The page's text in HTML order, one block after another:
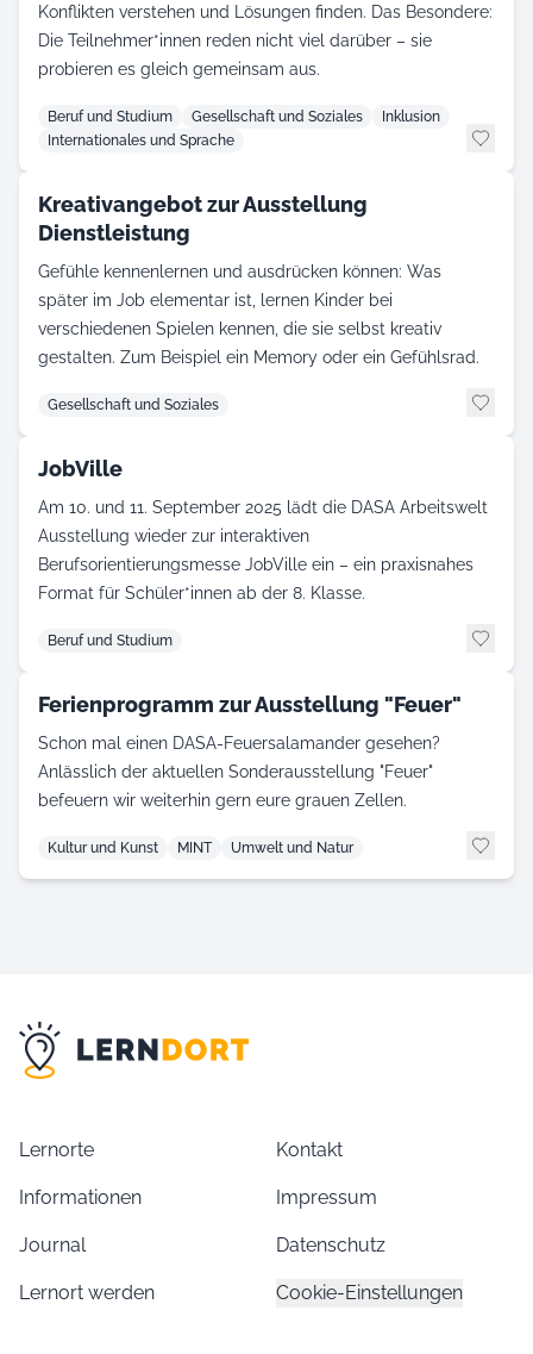
Konflikten verstehen und Lösungen finden. Das Besondere:
Die Teilnehmer*innen reden nicht viel darüber – sie
probieren es gleich gemeinsam aus.
Beruf und Studium Gesellschaft und Soziales
Inklusion
Internationales und Sprache
Kreativangebot zur Ausstellung
Dienstleistung
Gefühle kennenlernen und ausdrücken können: Was
später im Job elementar ist, lernen Kinder bei
verschiedenen Spielen kennen, die sie selbst kreativ
gestalten. Zum Beispiel ein Memory oder ein Gefühlsrad.
Gesellschaft und Soziales
JobVille
Am 10. und 11. September 2025 lädt die DASA Arbeitswelt
Ausstellung wieder zur interaktiven
Berufsorientierungsmesse JobVille ein – ein praxisnahes
Format für Schüler*innen ab der 8. Klasse.
Beruf und Studium
Ferienprogramm zur Ausstellung "Feuer"
Schon mal einen DASA-Feuersalamander gesehen?
Anlässlich der aktuellen Sonderausstellung "Feuer"
befeuern wir weiterhin gern eure grauen Zellen.
Kultur und Kunst MINT Umwelt und Natur
Lernorte
Informationen
Journal
Lernort werden
Kontakt
Impressum
Datenschutz
Cookie-Einstellungen